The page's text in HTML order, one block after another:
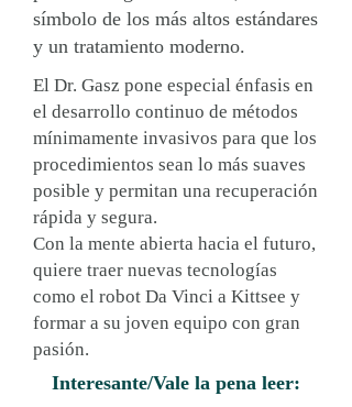
símbolo de los más altos estándares
y un tratamiento moderno.
El Dr. Gasz pone especial énfasis en
el desarrollo continuo de métodos
mínimamente invasivos para que los
procedimientos sean lo más suaves
posible y permitan una recuperación
rápida y segura.
Con la mente abierta hacia el futuro,
quiere traer nuevas tecnologías
como el robot Da Vinci a Kittsee y
formar a su joven equipo con gran
pasión.
Interesante/Vale la pena leer: